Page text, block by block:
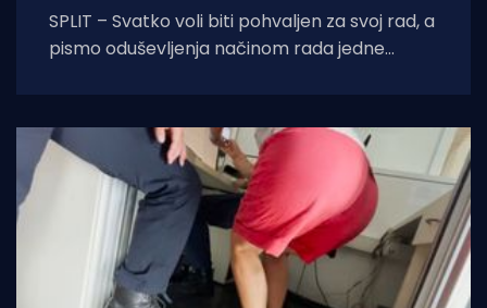
SPLIT – Svatko voli biti pohvaljen za svoj rad, a
pismo oduševljenja načinom rada jedne